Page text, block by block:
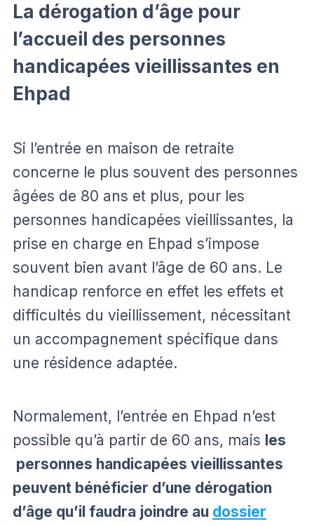
La dérogation d’âge pour
l’accueil des personnes
handicapées vieillissantes en
Ehpad
Si l’entrée en maison de retraite
concerne le plus souvent des personnes
âgées de 80 ans et plus, pour les
personnes handicapées vieillissantes, la
prise en charge en Ehpad s’impose
souvent bien avant l’âge de 60 ans. Le
handicap renforce en effet les effets et
difficultés du vieillissement, nécessitant
un accompagnement spécifique dans
une résidence adaptée.
Normalement, l’entrée en Ehpad n’est
possible qu’à partir de 60 ans, mais les
personnes handicapées vieillissantes
peuvent bénéficier d’une dérogation
d’âge qu’il faudra joindre au dossier